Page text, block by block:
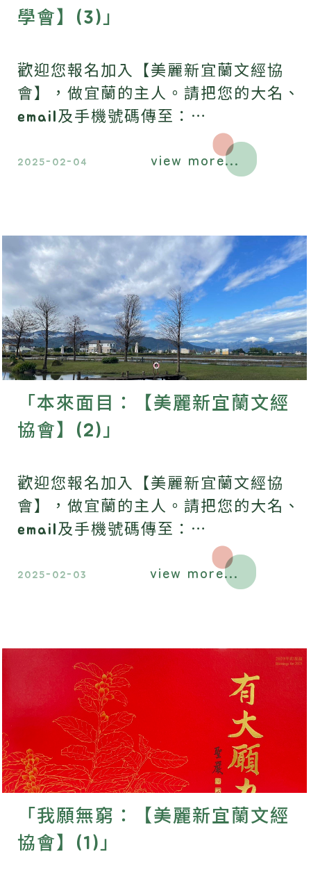
學會】(3)」
歡迎您報名加入【美麗新宜蘭文經協
會】，做宜蘭的主人。請把您的大名、
email及手機號碼傳至：
family@greengrasshome.com.tw ，
我們會儘快和您連絡。
2025-02-04 view more...
「本來面目：【美麗新宜蘭文經
協會】(2)」
歡迎您報名加入【美麗新宜蘭文經協
會】，做宜蘭的主人。請把您的大名、
email及手機號碼傳至：
family@greengrasshome.com.tw ，
我們會儘快和您連絡。
2025-02-03 view more...
「我願無窮：【美麗新宜蘭文經
協會】(1)」